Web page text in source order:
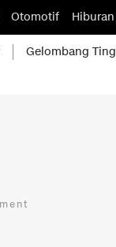
Otomotif Hiburan
Gelombang